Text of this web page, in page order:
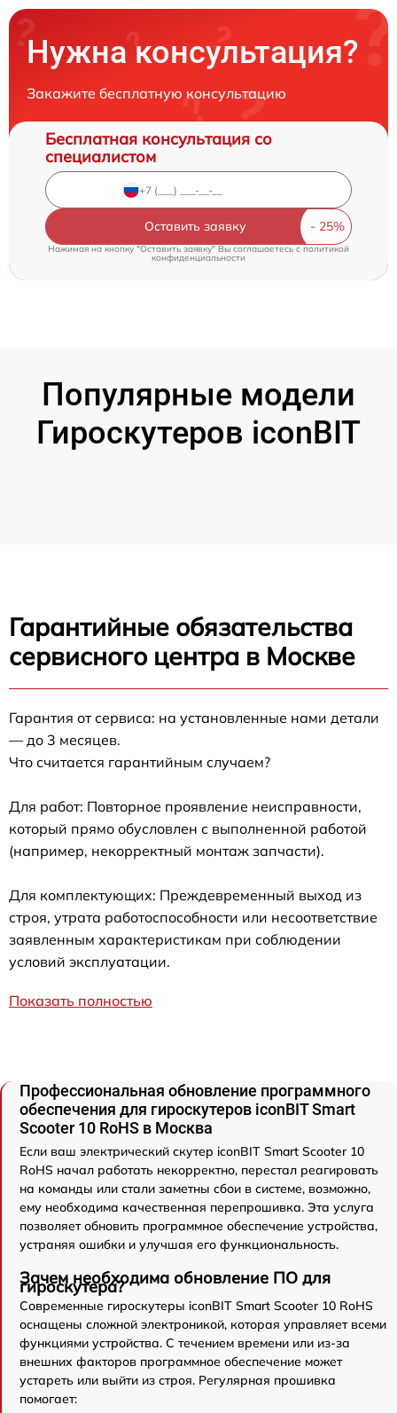
Нужна консультация?
Закажите бесплатную консультацию
Бесплатная консультация со
специалистом
Оставить заявку
Нажимая на кнопку "Оставить заявку" Вы соглашаетесь c политикой
конфиденциальности
Популярные модели
Гироскутеров iconBIT
Гарантийные обязательства
сервисного центра в Москве
Гарантия от сервиса: на установленные нами детали
— до 3 месяцев.
Что считается гарантийным случаем?
Для работ: Повторное проявление неисправности,
который прямо обусловлен с выполненной работой
(например, некорректный монтаж запчасти).
Для комплектующих: Преждевременный выход из
строя, утрата работоспособности или несоответствие
заявленным характеристикам при соблюдении
условий эксплуатации.
Показать полностью
Профессиональная обновление программного
обеспечения для гироскутеров iconBIT Smart
Scooter 10 RoHS в Москва
Если ваш электрический скутер iconBIT Smart Scooter 10
RoHS начал работать некорректно, перестал реагировать
на команды или стали заметны сбои в системе, возможно,
ему необходима качественная перепрошивка. Эта услуга
позволяет обновить программное обеспечение устройства,
устраняя ошибки и улучшая его функциональность.
Зачем необходима обновление ПО для
гироскутера?
Современные гироскутеры iconBIT Smart Scooter 10 RoHS
оснащены сложной электроникой, которая управляет всеми
функциями устройства. С течением времени или из-за
внешних факторов программное обеспечение может
устареть или выйти из строя. Регулярная прошивка
помогает: